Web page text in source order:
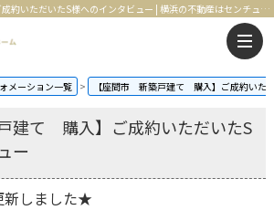
【座間市 新築戸建て 購入】ご成約いただいたS様へのインタビュー | 横浜の不動産はセンチュリー21マイホーム
メーション一覧 【座間市 新築戸建て 購入】ご成約いた
建て 購入】ご成約いただいたS
ー
新しました★